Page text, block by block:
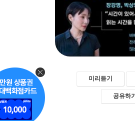
미리듣기
공유하기